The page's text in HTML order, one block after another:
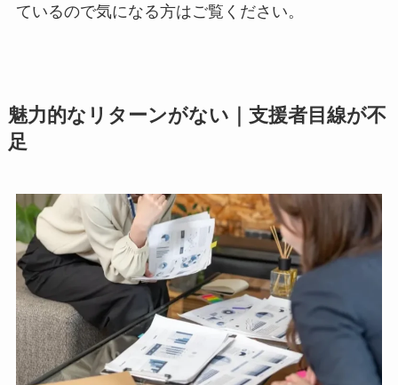
ているので気になる方はご覧ください。
魅力的なリターンがない｜支援者目線が不
足